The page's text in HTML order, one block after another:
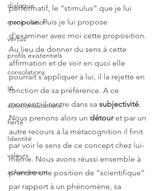
dialogue
manipulation
vertus
profils existentiels
consolations
IA
autoconsultations
fierté
Identité
valeurs
acharnement
performatif, le “stimulus” que je lui
propose. Puis je lui propose
d'examiner avec moi cette proposition.
Au lieu de donner du sens à cette
affirmation et de voir en quoi elle
pourrait s’appliquer à lui, il la rejette en
fonction de sa préférence. A ce
moment, il rentre dans sa subjectivité.
Nous prenons alors un détour et par un
autre recours à la métacognition il finit
par voir le sens de ce concept chez lui-
même. Nous avons réussi ensemble à
prendre une position de “scientifique”
par rapport à un phénomène, sa